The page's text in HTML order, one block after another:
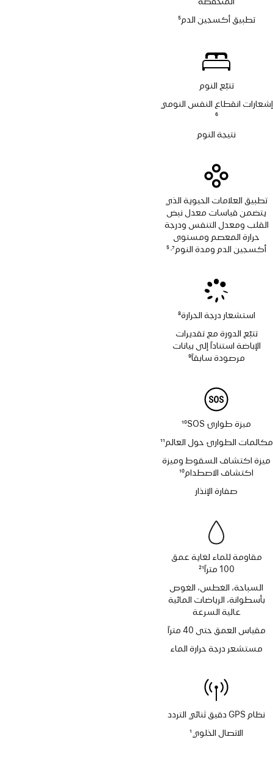
تطبيق أكسجين الدم5
تتبّع النوم
إشعارات انقطاع النفس النومي
6
نتيجة النوم
تطبيق العلامات الحيوية الذي
يتضمن قياسات معدل نبض
القلب ومعدل التنفس ودرجة
حرارة المعصم ومستوى
أكسجين الدم ومدة النوم7
5
استشعار درجة الحرارة8
تتبّع الدورة مع تقديرات
الإباضة استناداً إلى بيانات
مرصودة سابقاً9
ميزة طوارئ SOS‏
10
مكالمات الطوارئ حول العالم11
ميزة اكتشاف السقوط وميزة
اكتشاف الاصطدام10
صفارة الإنذار
مقاومة للماء لغاية عمق
100 متراً
21
السباحة، الغطس، الغوص
بأسطوانة، الرياضات المائية
عالية السرعة
مقياس العمق حتى 40 متراً
مستشعر درجة حرارة الماء
نظام GPS دقيق ثنائي التردد
الاتصال الخلوي 1